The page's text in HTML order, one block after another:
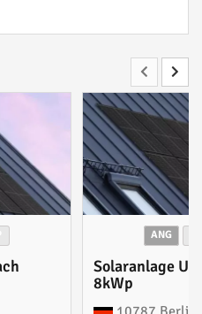
ANG
Solaranlage
8kWp